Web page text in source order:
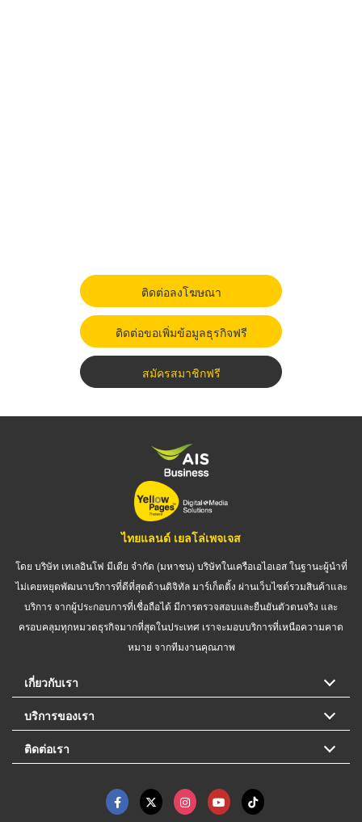
ติดต่อลงโฆษณา
ติดต่อขอเพิ่มข้อมูลธุรกิจฟรี
สมัครสมาชิกฟรี
ไทยแลนด์ เยลโล่เพจเจส
โดย บริษัท เทเลอินโฟ มีเดีย จำกัด (มหาชน) บริษัทในเครือเอไอเอส ในฐานะผู้นำที่
ไม่เคยหยุดพัฒนาบริการที่ดีที่สุดด้านดิจิทัล มาร์เก็ตติ้ง ผ่านเว็บไซต์รวมสินค้าและ
บริการ จากผู้ประกอบการที่เชื่อถือได้ มีการตรวจสอบและยืนยันตัวตนจริง และ
ครอบคลุมทุกหมวดธุรกิจมากที่สุดในประเทศ เราจะมอบบริการที่เหนือความคาด
หมาย จากทีมงานคุณภาพ
เกี่ยวกับเรา
บริการของเรา
ติดต่อเรา